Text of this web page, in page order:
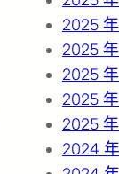
2025
2025
2025
2025
2025 年
2024